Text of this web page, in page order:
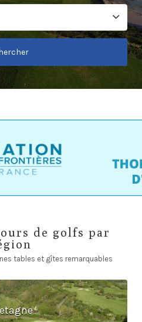
de golfs par
tables et gîtes remarquables